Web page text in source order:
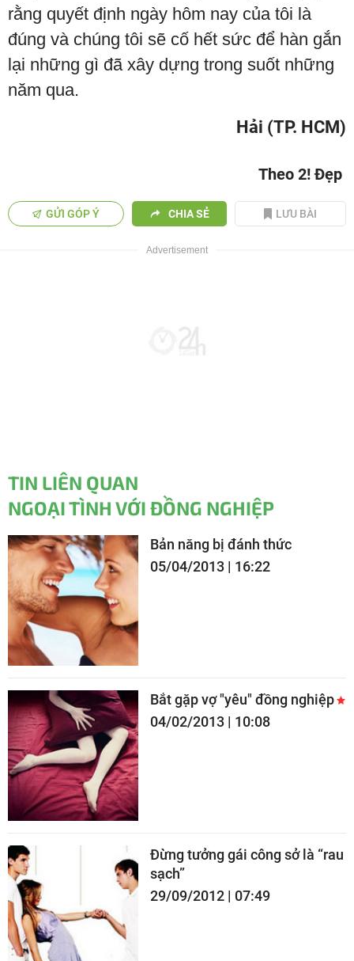
rằng quyết định ngày hôm nay của tôi là
đúng và chúng tôi sẽ cố hết sức để hàn gắn
lại những gì đã xây dựng trong suốt những
năm qua.
Hải (TP. HCM)
Theo 2! Đẹp
GỬI GÓP Ý CHIA SẺ LƯU BÀI
TIN LIÊN QUAN
NGOẠI TÌNH VỚI ĐỒNG NGHIỆP
Bản năng bị đánh thức
05/04/2013 | 16:22
Bắt gặp vợ "yêu" đồng nghiệp
04/02/2013 | 10:08
Đừng tưởng gái công sở là “rau
sạch”
29/09/2012 | 07:49